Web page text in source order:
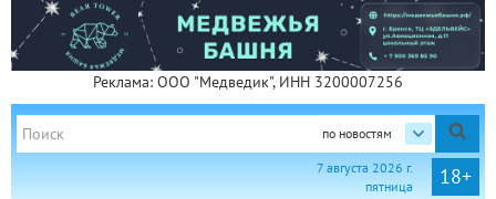
Реклама: ООО "Медведик", ИНН 3200007256
по новостям
18+
7 августа 2026 г.
пятница